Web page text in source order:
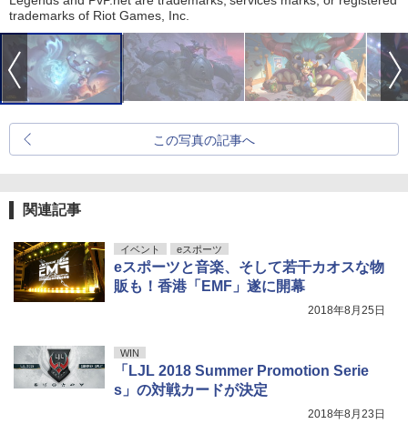
trademarks of Riot Games, Inc.
この写真の記事へ
関連記事
イベント eスポーツ
eスポーツと音楽、そして若干カオスな物
販も！香港「EMF」遂に開幕
2018年8月25日
WIN
「LJL 2018 Summer Promotion Serie
s」の対戦カードが決定
2018年8月23日